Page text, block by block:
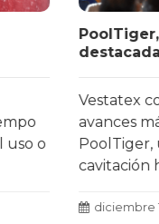
PoolTiger,
destacada
Vestatex
avances más
PoolTiger, una
cavitación
Turisme con
diciembre 19, 2025